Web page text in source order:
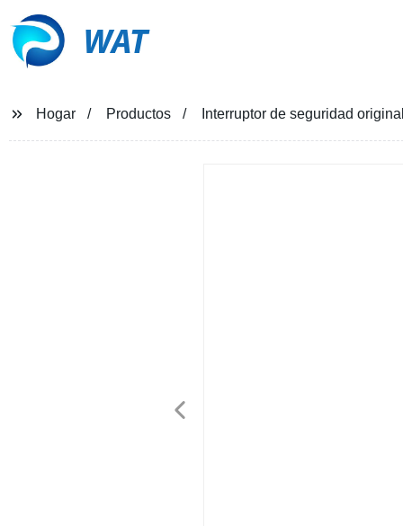
WAT
Hogar Productos Interruptor de seguridad